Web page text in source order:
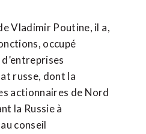
Vladimir Poutine, il ⁠a,
occupé
​russe, dont la
actionnaires de Nord
la Russie à
​conseil